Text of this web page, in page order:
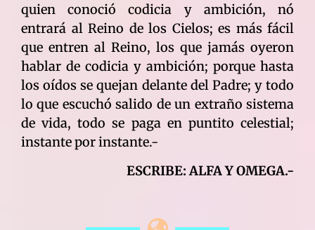
quien conoció codicia y ambición, nó
entrará al Reino de los Cielos; es más fácil
que entren al Reino, los que jamás oyeron
hablar de codicia y ambición; porque hasta
los oídos se quejan delante del Padre; y todo
lo que escuchó salido de un extraño sistema
de vida, todo se paga en puntito celestial;
instante por instante.-
ESCRIBE: ALFA Y OMEGA.-